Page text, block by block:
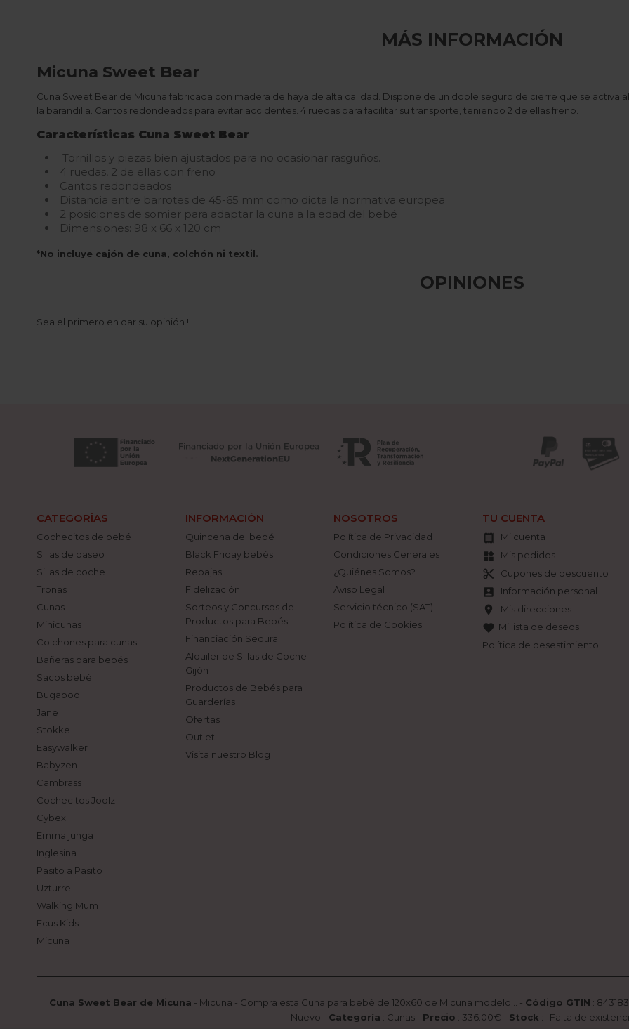
MÁS INFORMACIÓN
Micuna Sweet Bear
Cuna Sweet Bear de Micuna fabricada con madera de haya de alta calidad. Dispone de un doble seguro de cierre que se activa
la barandilla. Cantos redondeados para evitar accidentes. 4 ruedas para facilitar su transporte, teniendo 2 de ellas freno.
Características Cuna Sweet Bear
Tornillos y piezas bien ajustados para no ocasionar rasguños.
4 ruedas, 2 de ellas con freno
Cantos redondeados
Distancia entre barrotes de 45-65 mm como dicta la normativa europea
2 posiciones de somier para adaptar la cuna a la edad del bebé
Dimensiones: 98 x 66 x 120 cm
*No incluye cajón de cuna, colchón ni textil.
OPINIONES
Sea el primero en dar su opinión !
CATEGORÍAS
Cochecitos de bebé
Sillas de paseo
Sillas de coche
Tronas
Cunas
Minicunas
Colchones para cunas
Bañeras para bebés
Sacos bebé
Bugaboo
Jane
Stokke
Easywalker
Babyzen
Cambrass
Cochecitos Joolz
Cybex
Emmaljunga
Inglesina
Pasito a Pasito
Uzturre
Walking Mum
Ecus Kids
Micuna
INFORMACIÓN
Quincena del bebé
Black Friday bebés
Rebajas
Fidelización
Sorteos y Concursos de
Productos para Bebés
Financiación Sequra
Alquiler de Sillas de Coche
Gijón
Productos de Bebés para
Guarderías
Ofertas
Outlet
Visita nuestro Blog
NOSOTROS
Política de Privacidad
Condiciones Generales
¿Quiénes Somos?
Aviso Legal
Servicio técnico (SAT)
Política de Cookies
TU CUENTA
 Mi cuenta
widgets Mis pedidos
content_cut Cupones de descuento
account_box Información personal
location_on Mis direcciones
favorite Mi lista de deseos
Política de desestimiento
Cuna Sweet Bear de Micuna - Micuna - Compra esta Cuna para bebé de 120x60 de Micuna modelo... - Código GTIN :
Nuevo - Categoría : Cunas- Precio : 336.00€ - Stock : Falta de